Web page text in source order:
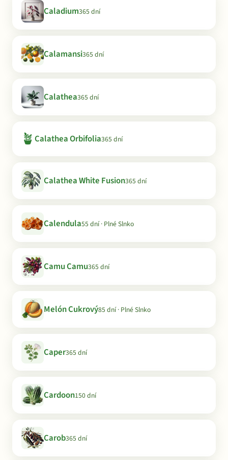
Caladium365 dní
Calamansi365 dní
Calathea365 dní
🪴 Calathea Orbifolia365 dní
Calathea White Fusion365 dní
Calendula55 dní · Plné Slnko
Camu Camu365 dní
Melón Cukrový85 dní · Plné Slnko
Caper365 dní
Cardoon150 dní
Carob365 dní